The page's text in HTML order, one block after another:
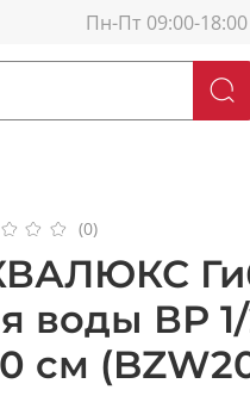
Пн-Пт 09:00-18:00
(0)
воды ВР
см